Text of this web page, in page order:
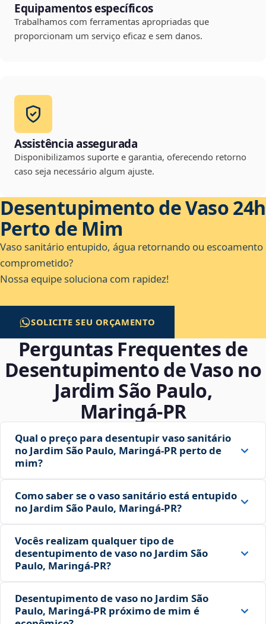
Equipamentos específicos
Trabalhamos com ferramentas apropriadas que
proporcionam um serviço eficaz e sem danos.
Assistência assegurada
Disponibilizamos suporte e garantia, oferecendo retorno
caso seja necessário algum ajuste.
Desentupimento de Vaso 24h
Perto de Mim
Vaso sanitário entupido, água retornando ou escoamento
comprometido?
Nossa equipe soluciona com rapidez!
SOLICITE SEU ORÇAMENTO
Perguntas Frequentes de
Desentupimento de Vaso no
Jardim São Paulo,
Maringá‑PR
Qual o preço para desentupir vaso sanitário
no Jardim São Paulo, Maringá‑PR perto de
mim?
Como saber se o vaso sanitário está entupido
no Jardim São Paulo, Maringá‑PR?
Vocês realizam qualquer tipo de
desentupimento de vaso no Jardim São
Paulo, Maringá‑PR?
Desentupimento de vaso no Jardim São
Paulo, Maringá‑PR próximo de mim é